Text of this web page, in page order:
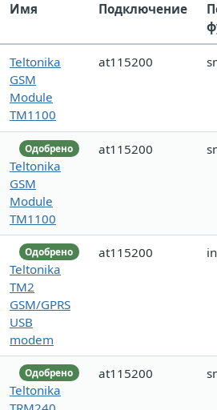
Имя Подключение
Teltonika
GSM
Module
TM1100
at115200
Одобрено
Teltonika
GSM
Module
TM1100
at115200
Одобрено
Teltonika
TM2
GSM/GPRS
USB
modem
at115200
Одобрено
Teltonika
at115200